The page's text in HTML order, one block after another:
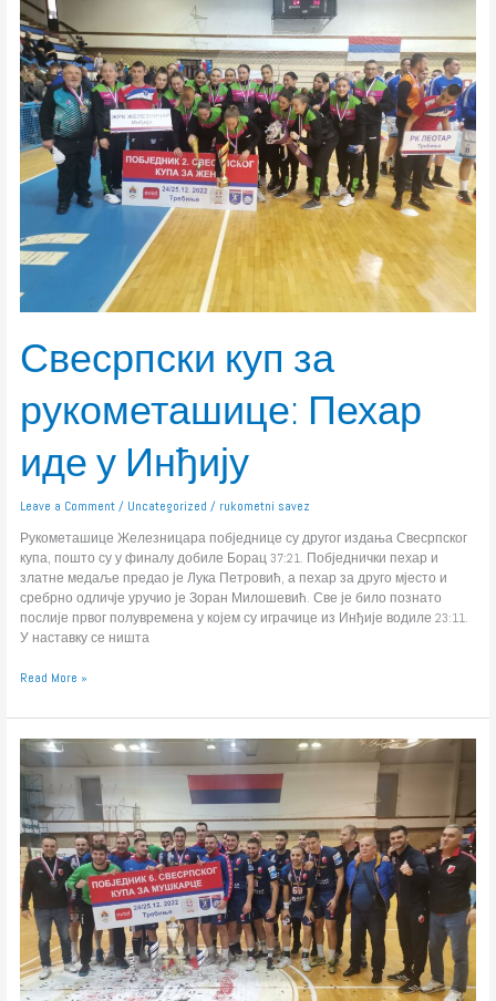
Свесрпски куп за
рукометашице: Пехар
иде у Инђију
Leave a Comment / Uncategorized / rukometni savez
Рукометашице Железницара побједнице су другог издања Свесрпског
купа, пошто су у финалу добиле Борац 37:21. Побједнички пехар и
златне медаље предао је Лука Петровић, а пехар за друго мјесто и
сребрно одличје уручио је Зоран Милошевић. Све је било познато
послије првог полувремена у којем су играчице из Инђије водиле 23:11.
У наставку се ништа
за
рукометашице:
Пехар
иде
у
Инђију
Read More »
Свесрпски
куп
за
рукометаше:
Опет
Војводина